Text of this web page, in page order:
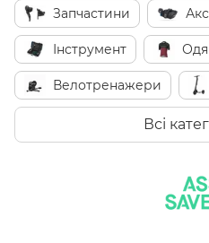
Запчастини
Інструмент
Велотренажери
Всі